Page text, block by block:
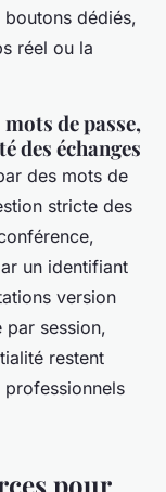
dédiés,
réel ou la
de passe,
des échanges
des mots de
stricte des
un identifiant
version
par session,
restent
pour